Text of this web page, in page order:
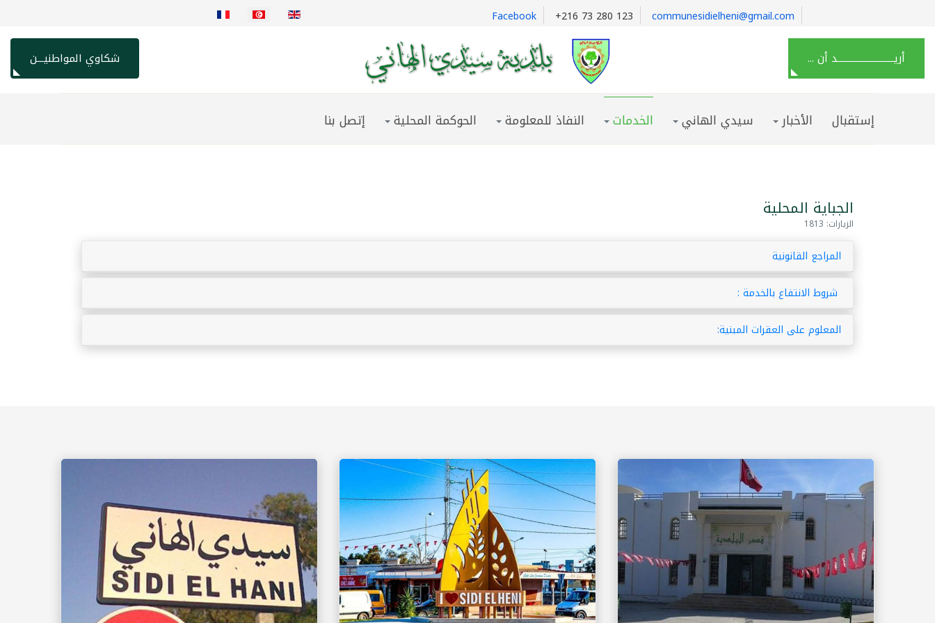
Facebook +216 73 280 123 communesidielheni@gmail.com
أريـــــــــــــــــــــــــــد أن ... شكاوي المواطنيـــن
إستقبال الأخبار سيدي الهاني الخدمات النفاذ للمعلومة الحوكمة المحلية إتصل بنا
الجباية المحلية
الزيارات: 1813
المراجع القانونية
شروط الانتفاع بالخدمة :
المعلوم على العقرات المبنية: